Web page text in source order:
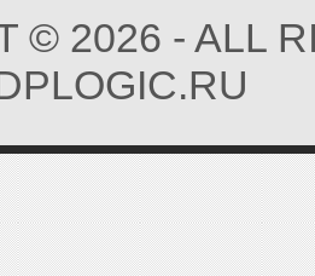
© 2026 - ALL